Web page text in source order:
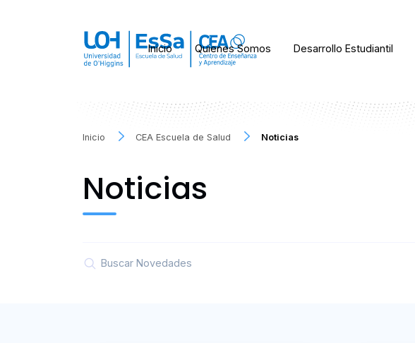
Inicio Quienes Somos Desarrollo Estudiantil
Inicio CEA Escuela de Salud Noticias
Noticias